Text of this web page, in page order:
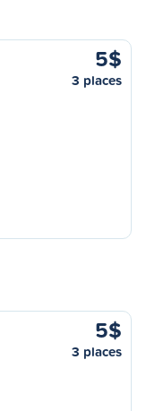
5$
3 places
5$
3 places